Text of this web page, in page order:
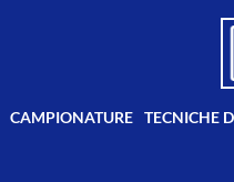
CAMPIONATURE TECNICHE